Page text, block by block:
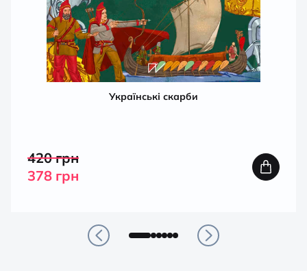
Українські скарби
420грн
378 грн